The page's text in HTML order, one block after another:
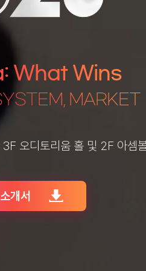
What Wins
MARKET
오디토리움 홀 및 2F 아셈
개서